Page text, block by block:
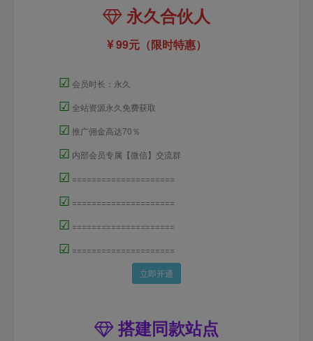
永久合伙人
99元（限时特惠）
☑ 会员时长：永久
☑ 全站资源永久免费获取
☑ 推广佣金高达70％
☑ 内部会员专属【微信】交流群
☑ =====================
☑ =====================
☑ =====================
☑ =====================
立即开通
搭建同款站点